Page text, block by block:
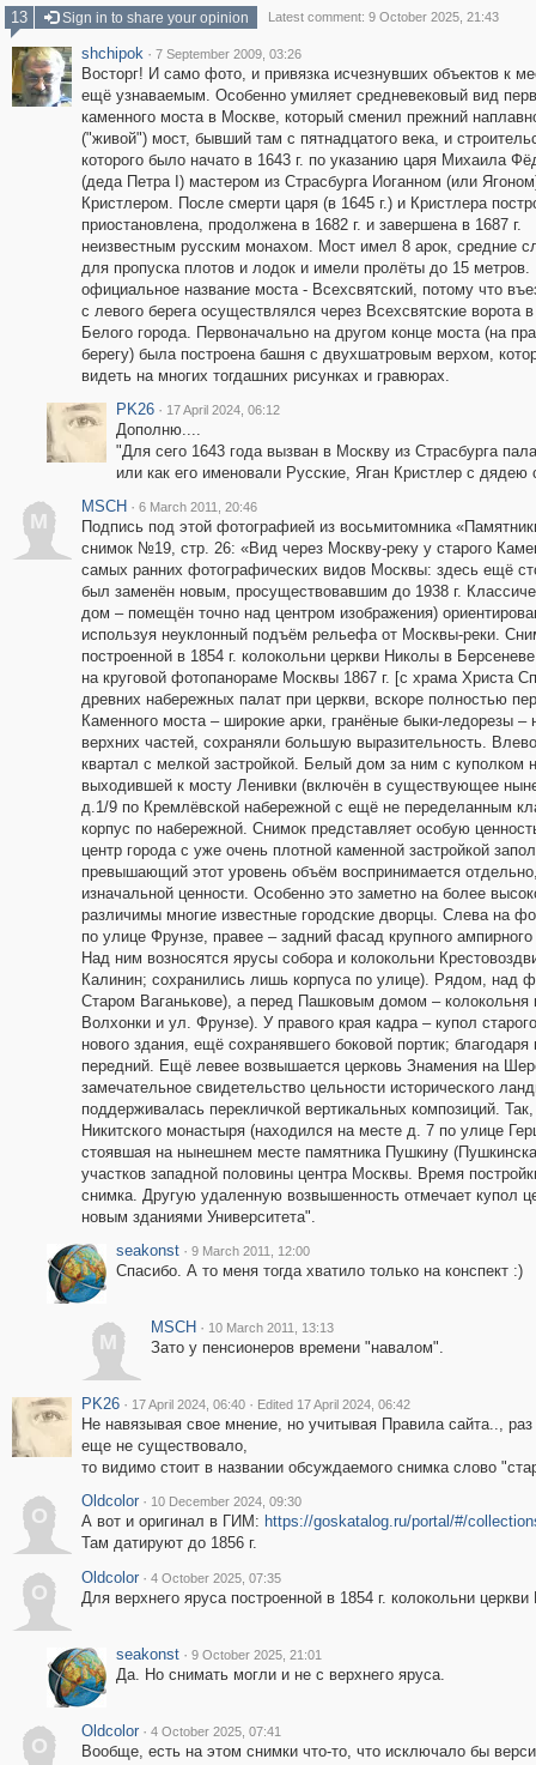
13
Sign in to share your opinion Latest comment: 9 October 2025, 21:43
shchipok · 7 September 2009, 03:26
Восторг! И само фото, и привязка исчезнувших объектов к
ещё узнаваемым. Особенно умиляет средневековый вид
каменного моста в Москве, который сменил прежний
("живой") мост, бывший там с пятнадцатого века, и
которого было начато в 1643 г. по указанию царя Михаила
(деда Петра I) мастером из Страсбурга Иоганном (или
Кристлером. После смерти царя (в 1645 г.) и Кристлера
приостановлена, продолжена в 1682 г. и завершена в 1687 г.
неизвестным русским монахом. Мост имел 8 арок, средние
для пропуска плотов и лодок и имели пролёты до 15 метров.
официальное название моста - Всехсвятский, потому что
с левого берега осуществлялся через Всехсвятские ворота
Белого города. Первоначально на другом конце моста (на
берегу) была построена башня с двухшатровым верхом,
видеть на многих тогдашних рисунках и гравюрах.
PK26 · 17 April 2024, 06:12
Дополню....
"Для сего 1643 года вызван в Москву из Страсбурга
или как его именовали Русские, Яган Кристлер с
M
MSСН · 6 March 2011, 20:46
Подпись под этой фотографией из восьмитомника
снимок №19, стр. 26: «Вид через Москву-реку у старого
самых ранних фотографических видов Москвы: здесь ещё
был заменён новым, просуществовавшим до 1938 г.
дом – помещён точно над центром изображения)
используя неуклонный подъём рельефа от Москвы-реки.
построенной в 1854 г. колокольни церкви Николы в
на круговой фотопанораме Москвы 1867 г. [с храма Христа
древних набережных палат при церкви, вскоре полностью
Каменного моста – широкие арки, гранёные быки-ледорезы –
верхних частей, сохраняли большую выразительность.
квартал с мелкой застройкой. Белый дом за ним с куполком
выходившей к мосту Ленивки (включён в существующее
д.1/9 по Кремлёвской набережной с ещё не переделанным
корпус по набережной. Снимок представляет особую
центр города с уже очень плотной каменной застройкой
превышающий этот уровень объём воспринимается
изначальной ценности. Особенно это заметно на более
различимы многие известные городские дворцы. Слева на
по улице Фрунзе, правее – задний фасад крупного
Над ним возносятся ярусы собора и колокольни
Калинин; сохранились лишь корпуса по улице). Рядом, над
Старом Ваганькове), а перед Пашковым домом – колокольня
Волхонки и ул. Фрунзе). У правого края кадра – купол
нового здания, ещё сохранявшего боковой портик;
передний. Ещё левее возвышается церковь Знамения на
замечательное свидетельство цельности исторического
поддерживалась перекличкой вертикальных композиций.
Никитского монастыря (находился на месте д. 7 по улице
стоявшая на нынешнем месте памятника Пушкину
участков западной половины центра Москвы. Время
снимка. Другую удаленную возвышенность отмечает
новым зданиями Университета".
seakonst · 9 March 2011, 12:00
Спасибо. А то меня тогда хватило только на конспект :)
M
MSСН · 10 March 2011, 13:13
Зато у пенсионеров времени "навалом".
PK26 · 17 April 2024, 06:40 · Edited 17 April 2024, 06:42
Не навязывая свое мнение, но учитывая Правила сайта..,
еще не существовало,
то видимо стоит в названии обсуждаемого снимка слово
O
Oldcolor · 10 December 2024, 09:30
А вот и оригинал в ГИМ: https://goskatalog.ru/portal/#/
Там датируют до 1856 г.
O
Oldcolor · 4 October 2025, 07:35
Для верхнего яруса построенной в 1854 г. колокольни
seakonst · 9 October 2025, 21:01
Да. Но снимать могли и не с верхнего яруса.
O
Oldcolor · 4 October 2025, 07:41
Вообще, есть на этом снимки что-то, что исключало бы